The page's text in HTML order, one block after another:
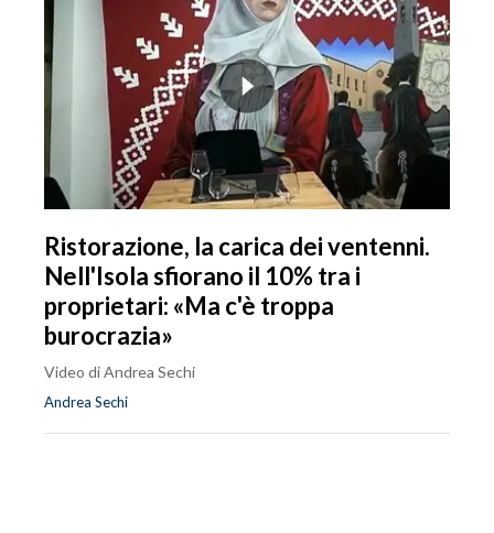
Ristorazione, la carica dei ventenni.
Nell'Isola sfiorano il 10% tra i
proprietari: «Ma c'è troppa
burocrazia»
Video di Andrea Sechi
Andrea Sechi